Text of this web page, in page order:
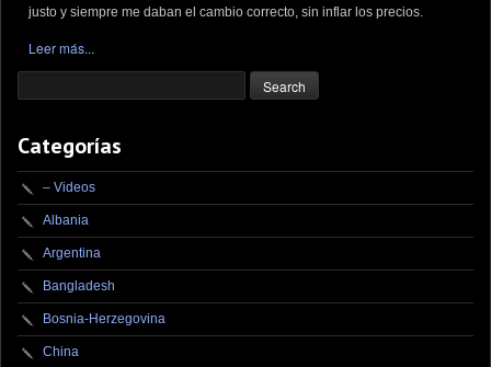
justo y siempre me daban el cambio correcto, sin inflar los precios.
Leer más...
Categorías
– Videos
Albania
Argentina
Bangladesh
Bosnia-Herzegovina
China